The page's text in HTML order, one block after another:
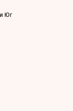
Юг